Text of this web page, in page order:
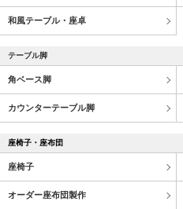
和風テーブル・座卓
テーブル脚
角ベース脚
カウンターテーブル脚
座椅子・座布団
座椅子
オーダー座布団製作